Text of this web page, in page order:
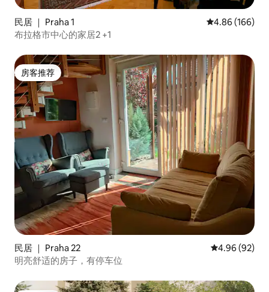
民居 ｜ Praha 1 平均评分 4.86
4.86 (166)
布拉格市中心的家居2 +1
房客推荐
房客推荐
民居 ｜ Praha 22 平均评分 4.96
4.96 (92)
明亮舒适的房子，有停车位